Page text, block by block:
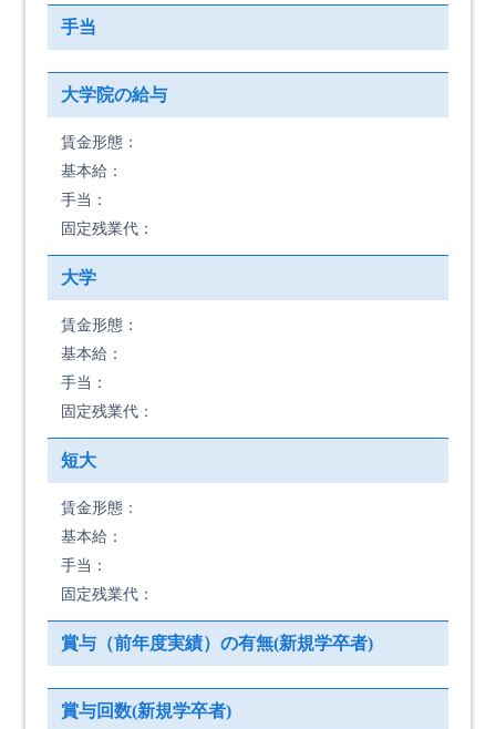
手当
大学院の給与
賃金形態：
基本給：
手当：
固定残業代：
大学
賃金形態：
基本給：
手当：
固定残業代：
短大
賃金形態：
基本給：
手当：
固定残業代：
賞与（前年度実績）の有無(新規学卒者)
賞与回数(新規学卒者)